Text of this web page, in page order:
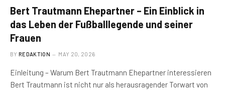
Bert Trautmann Ehepartner – Ein Einblick in
das Leben der Fußballlegende und seiner
Frauen
BY REDAKTION MAY 20, 2026
Einleitung – Warum Bert Trautmann Ehepartner interessieren
Bert Trautmann ist nicht nur als herausragender Torwart von